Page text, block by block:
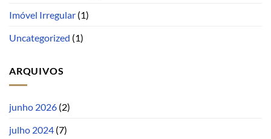
Imóvel Irregular (1)
Uncategorized (1)
ARQUIVOS
junho 2026 (2)
julho 2024 (7)